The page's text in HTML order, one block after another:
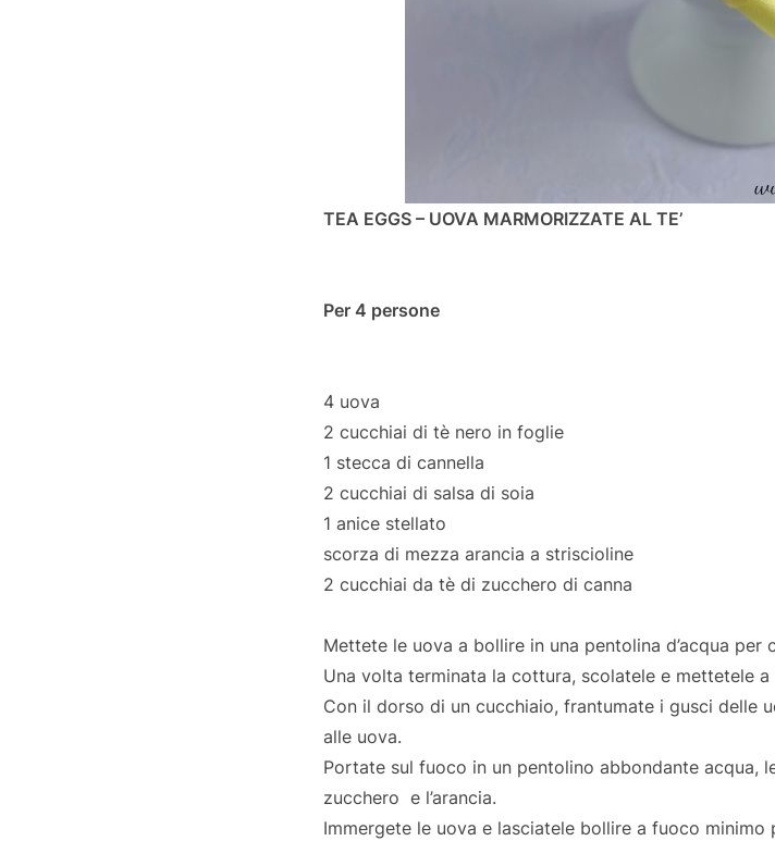
TEA EGGS – UOVA MARMORIZZATE AL TE’
Per 4 persone
4 uova
2 cucchiai di tè nero in foglie
1 stecca di cannella
2 cucchiai di salsa di soia
1 anice stellato
scorza di mezza arancia a striscioline
2 cucchiai da tè di zucchero di canna
Mettete le uova a bollire in una pentolina d’acqua per
Una volta terminata la cottura, scolatele e mettetele
Con il dorso di un cucchiaio, frantumate i gusci delle
alle uova.
Portate sul fuoco in un pentolino abbondante acqua,
zucchero e l’arancia.
Immergete le uova e lasciatele bollire a fuoco